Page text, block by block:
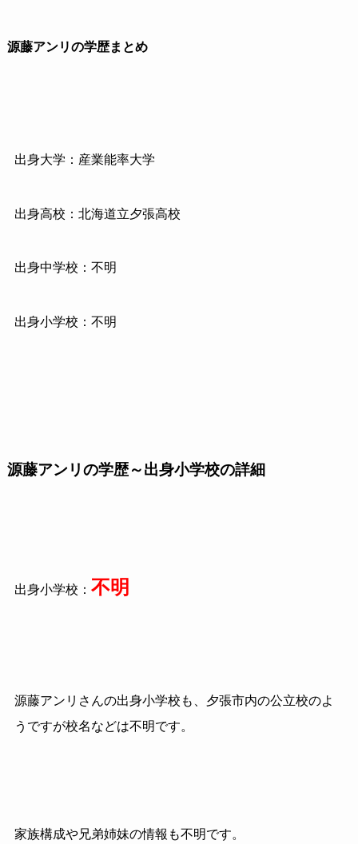
源藤アンリの学歴まとめ
出身大学：産業能率大学
出身高校：北海道立夕張高校
出身中学校：不明
出身小学校：不明
源藤アンリの学歴～出身小学校の詳細
出身小学校： 不明
源藤アンリさんの出身小学校も、夕張市内の公立校のよ
うですが校名などは不明です。
家族構成や兄弟姉妹の情報も不明です。